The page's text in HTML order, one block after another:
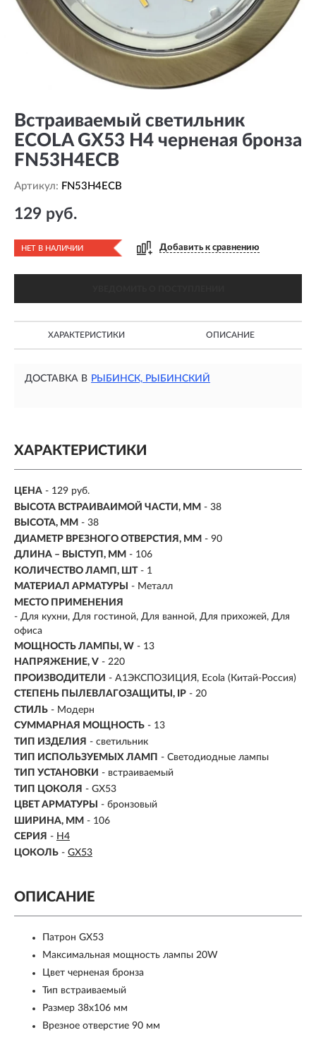
Встраиваемый светильник
ECOLA GX53 H4 черненая бронза
FN53H4ECB
Артикул: FN53H4ECB
129 руб.
НЕТ В НАЛИЧИИ Добавить к сравнению
ХАРАКТЕРИСТИКИ ОПИСАНИЕ
ДОСТАВКА В РЫБИНСК, РЫБИНСКИЙ
ХАРАКТЕРИСТИКИ
ЦЕНА - 129 руб.
ВЫСОТА ВСТРАИВАИМОЙ ЧАСТИ, ММ - 38
ВЫСОТА, ММ - 38
ДИАМЕТР ВРЕЗНОГО ОТВЕРСТИЯ, ММ - 90
ДЛИНА – ВЫСТУП, ММ - 106
КОЛИЧЕСТВО ЛАМП, ШТ - 1
МАТЕРИАЛ АРМАТУРЫ
- Металл
МЕСТО ПРИМЕНЕНИЯ
- Для кухни, Для гостиной, Для ванной, Для прихожей, Для
офиса
МОЩНОСТЬ ЛАМПЫ, W - 13
НАПРЯЖЕНИЕ, V - 220
ПРОИЗВОДИТЕЛИ - A1ЭКСПОЗИЦИЯ, Ecola (Китай-Россия)
СТЕПЕНЬ ПЫЛЕВЛАГОЗАЩИТЫ, IP - 20
СТИЛЬ - Модерн
СУММАРНАЯ МОЩНОСТЬ - 13
ТИП ИЗДЕЛИЯ - светильник
ТИП ИСПОЛЬЗУЕМЫХ ЛАМП - Светодиодные лампы
ТИП УСТАНОВКИ - встраиваемый
ТИП ЦОКОЛЯ - GX53
ЦВЕТ АРМАТУРЫ
- бронзовый
ШИРИНА, ММ - 106
СЕРИЯ - H4
ЦОКОЛЬ - GX53
ОПИСАНИЕ
Патрон GX53
Максимальная мощность лампы 20W
Цвет черненая бронза
Тип встраиваемый
Размер 38x106 мм
Врезное отверстие 90 мм